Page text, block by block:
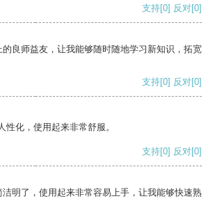
支持[0] 反对[0]
良师益友，让我能够随时随地学习新知识，拓宽
支持[0] 反对[0]
性化，使用起来非常舒服。
支持[0] 反对[0]
明了，使用起来非常容易上手，让我能够快速熟